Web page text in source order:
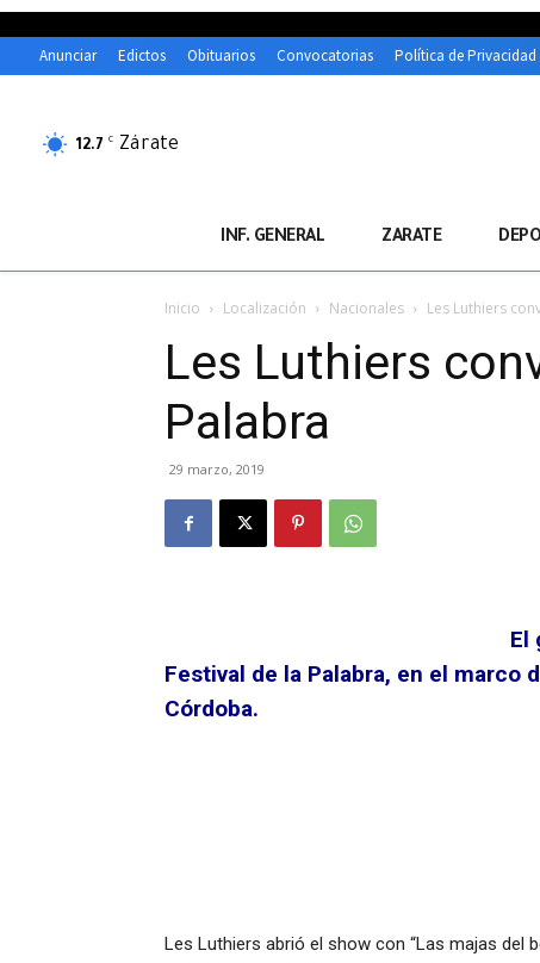
Anunciar Edictos Obituarios Convocatorias Política de Privacidad
12.7 C Zárate
INF. GENERAL ZARATE
Inicio Localización Nacionales Les Luthiers
Les Luthiers
Palabra
29 marzo, 2019
El
Festival de la Palabra, en el marco
Córdoba.
Les Luthiers abrió el show con “Las majas del